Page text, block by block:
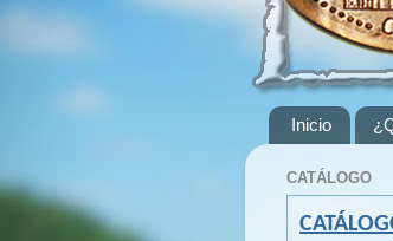
Inicio
CATÁLOGO